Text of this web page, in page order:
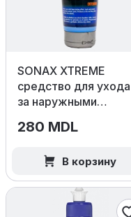
SONAX XTREME
средство для ухода
за наружными
поверхностями, 250
280 MDL
В корзину